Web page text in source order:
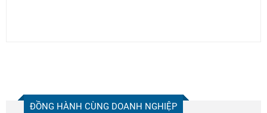
ĐỒNG HÀNH CÙNG DOANH NGHIỆP